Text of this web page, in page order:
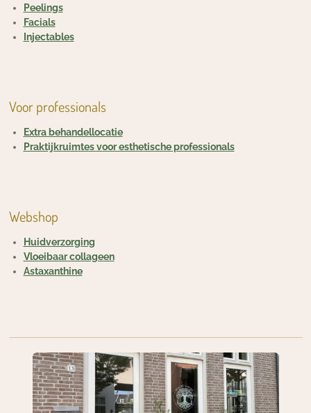
Peelings
Facials
Injectables
Voor professionals
Extra behandellocatie
Praktijkruimtes voor esthetische professionals
Webshop
Huidverzorging
Vloeibaar collageen
Astaxanthine